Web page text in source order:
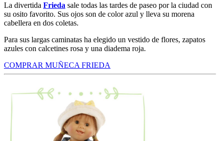
La divertida Frieda sale todas las tardes de paseo por la ciudad con
su osito favorito. Sus ojos son de color azul y lleva su morena
cabellera en dos coletas.
Para sus largas caminatas ha elegido un vestido de flores, zapatos
azules con calcetines rosa y una diadema roja.
COMPRAR MUÑECA FRIEDA